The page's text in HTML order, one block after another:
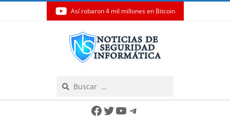
Así robaron 4 mil millones en Bitcoin
Facebook
Twitter
YouTube
Telegram